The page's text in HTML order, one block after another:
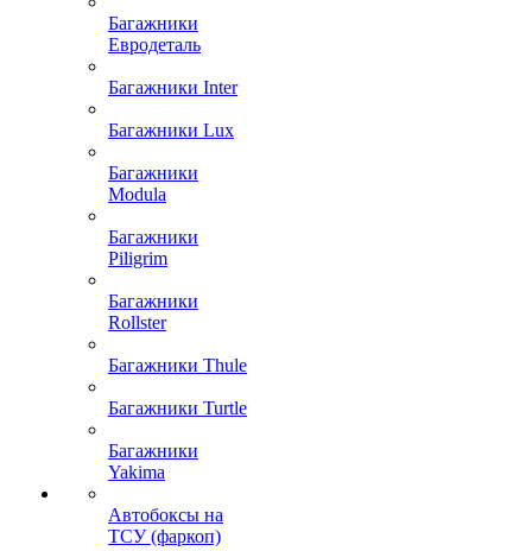
Багажники
Евродеталь
Багажники Inter
Багажники Lux
Багажники
Modula
Багажники
Piligrim
Багажники
Rollster
Багажники Thule
Багажники Turtle
Багажники
Yakima
Автобоксы на
ТСУ (фаркоп)